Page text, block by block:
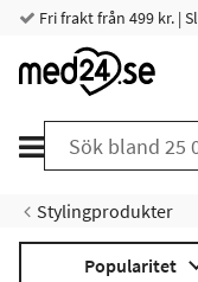
Fri frakt från 499 kr. |
Stylingprodukter
Popularitet